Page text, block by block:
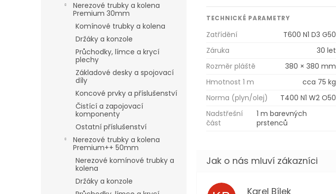
Nerezové trubky a kolena
Premium 30mm
Komínové trubky a kolena
Držáky a konzole
Průchodky, límce a krycí
plechy
Základové desky a spojovací
díly
Koncové prvky a příslušenství
Čistící a zapojovací
komponenty
Ostatní příslušenství
Nerezové trubky a kolena
Premium++ 50mm
Nerezové komínové trubky a
kolena
Držáky a konzole
TECHNICKÉ PARAMETRY
Zatřídění T600 N1 D3 G50
Záruka
30 let
Rozměr pláště
380 × 380 mm
Hmotnost 1 m
cca 75 kg
Norma (plyn/olej)
T400 N1 W2 O50
Nadstřešní
část
1 m barevných
prstenců
Karel Bílek